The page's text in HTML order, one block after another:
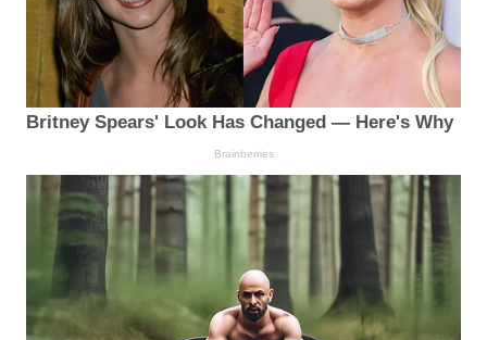
Britney Spears' Look Has Changed — Here's Why
Brainberries